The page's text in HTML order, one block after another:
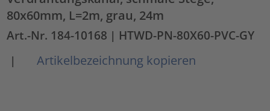
80x60mm, L=2m, grau, 24m
Art.-Nr. 184-10168 | HTWD-PN-80X60-PVC-GY
|
Artikelbezeichnung kopieren